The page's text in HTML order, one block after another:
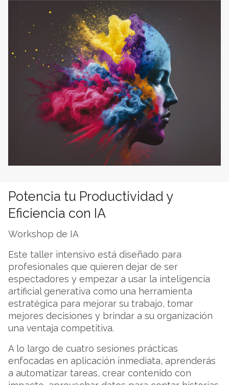
Potencia tu Productividad y
Eficiencia con IA
Workshop de IA
Este taller intensivo está diseñado para
profesionales que quieren dejar de ser
espectadores y empezar a usar la inteligencia
artificial generativa como una herramienta
estratégica para mejorar su trabajo, tomar
mejores decisiones y brindar a su organización
una ventaja competitiva.
A lo largo de cuatro sesiones prácticas
enfocadas en aplicación inmediata, aprenderás
a automatizar tareas, crear contenido con